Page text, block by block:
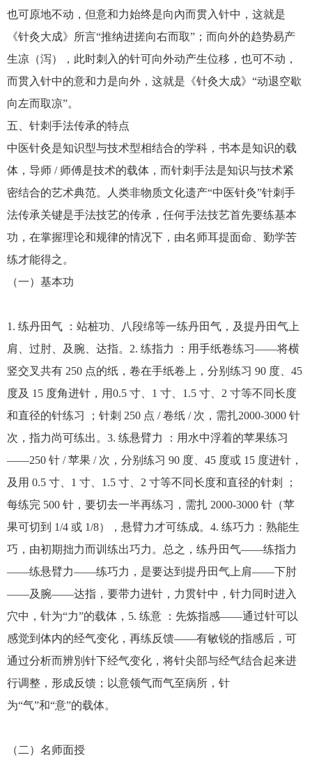
也可原地不动，但意和力始终是向內而贯入针中，这就是
《针灸大成》所言“推纳进搓向右而取”；而向外的趋势易产
生凉（泻），此时刺入的针可向外动产生位移，也可不动，
而贯入针中的意和力是向外，这就是《针灸大成》“动退空歇
向左而取凉”。
五、针刺手法传承的特点
中医针灸是知识型与技术型相结合的学科，书本是知识的载
体，导师 / 师傅是技术的载体，而针刺手法是知识与技术紧
密结合的艺术典范。人类非物质文化遗产“中医针灸”针刺手
法传承关键是手法技艺的传承，任何手法技艺首先要练基本
功，在掌握理论和规律的情况下，由名师耳提面命、勤学苦
练才能得之。
（一）基本功
1. 练丹田气 ：站桩功、八段绵等一练丹田气，及提丹田气上
肩、过肘、及腕、达指。2. 练指力 ：用手纸卷练习——将横
竖交叉共有 250 点的纸，卷在手纸卷上，分别练习 90 度、45
度及 15 度角进针，用0.5 寸、1 寸、1.5 寸、2 寸等不同长度
和直径的针练习 ；针刺 250 点 / 卷纸 / 次，需扎2000-3000 针
次，指力尚可练出。3. 练悬臂力 ：用水中浮着的苹果练习
——250 针 / 苹果 / 次，分别练习 90 度、45 度或 15 度进针，
及用 0.5 寸、1 寸、1.5 寸、2 寸等不同长度和直径的针刺 ；
每练完 500 针，要切去一半再练习，需扎 2000-3000 针（苹
果可切到 1/4 或 1/8），悬臂力才可练成。4. 练巧力：熟能生
巧，由初期拙力而训练出巧力。总之，练丹田气——练指力
——练悬臂力——练巧力，是要达到提丹田气上肩——下肘
——及腕——达指，要带力进针，力贯针中，针力同时进入
穴中，针为“力”的载体，5. 练意 ：先炼指感——通过针可以
感觉到体内的经气变化，再练反馈——有敏锐的指感后，可
通过分析而辨別针下经气变化，将针尖部与经气结合起来进
行调整，形成反馈；以意领气而气至病所，针
为“气”和“意”的载体。
（二）名师面授